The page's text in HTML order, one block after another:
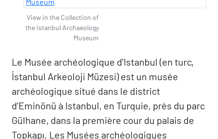
View in the Collection of
the Istanbul Archaeology
Museum
Le Musée archéologique d'Istanbul (en turc,
İstanbul Arkeoloji Müzesi) est un musée
archéologique situé dans le district
d'Eminönü à Istanbul, en Turquie, près du parc
Gülhane, dans la première cour du palais de
Topkapı. Les Musées archéologiques